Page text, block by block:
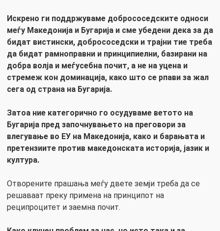
Искрено ги поддржуваме добрососедските односи
меѓу Македонија и Бугарија и сме убедени дека за да
бидат вистински, добрососедски и трајни тие треба
да бидат рамноправни и принципиелни, базирани на
добра волја и меѓусебна почит, а не на уцена и
стремеж кон доминација, како што се рпави за жал
сега од страна на Бугарија.
Затоа ние категорично го осудуваме ветото на
Бугарија пред започнувањето на преговори за
влегување во ЕУ на Македонија, како и барањата и
претензиите против македонската историја, јазик и
култура.
Отворените прашања меѓу двете земји треба да се
решаваат преку примена на принципот на
реципроцитет и заемна почит.